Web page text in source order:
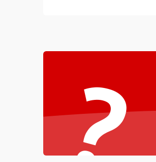
Питание и запуск
Изображение
?